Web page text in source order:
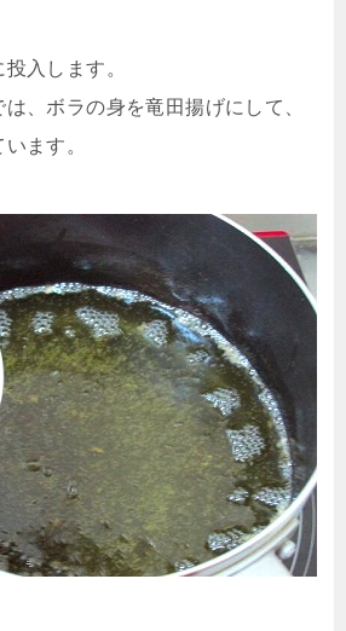
入します。
、ボラの身を竜田揚げにして、
ます。